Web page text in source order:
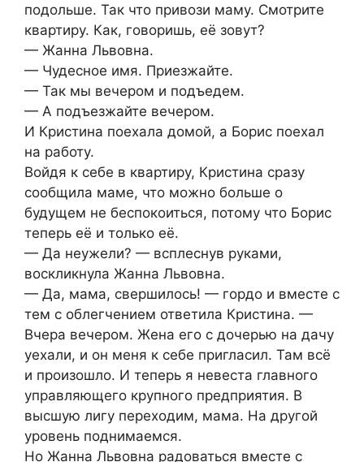
подольше. Так что привози маму. Смотрите
квартиру. Как, говоришь, её зовут?
— Жанна Львовна.
— Чудесное имя. Приезжайте.
— Так мы вечером и подъедем.
— А подъезжайте вечером.
И Кристина поехала домой, а Борис поехал
на работу.
Войдя к себе в квартиру, Кристина сразу
сообщила маме, что можно больше о
будущем не беспокоиться, потому что Борис
теперь её и только её.
— Да неужели? — всплеснув руками,
воскликнула Жанна Львовна.
— Да, мама, свершилось! — гордо и вместе с
тем с облегчением ответила Кристина. —
Вчера вечером. Жена его с дочерью на дачу
уехали, и он меня к себе пригласил. Там всё
и произошло. И теперь я невеста главного
управляющего крупного предприятия. В
высшую лигу переходим, мама. На другой
уровень поднимаемся.
Но Жанна Львовна радоваться вместе с